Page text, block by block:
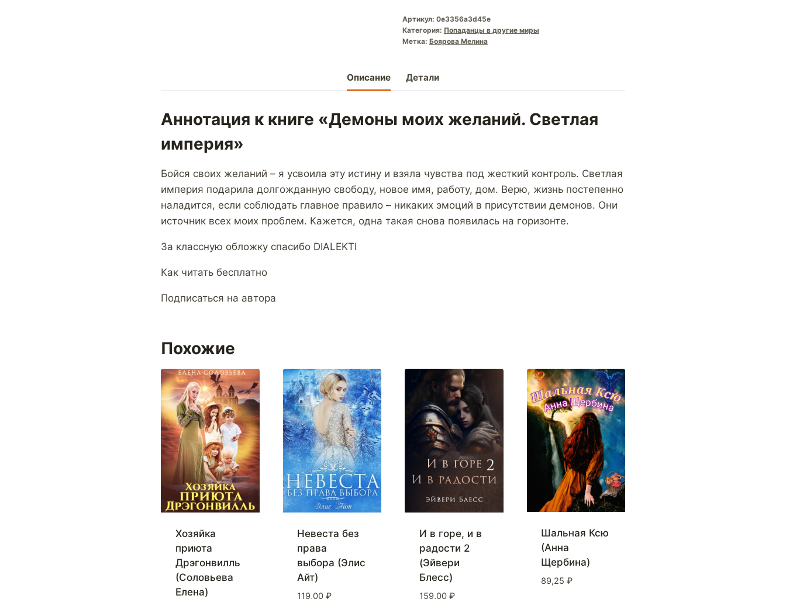
Артикул: 0e3356a3d45e
Категория: Попаданцы в другие миры
Метка: Боярова Мелина
Описание Детали
Аннотация к книге «Демоны моих желаний. Светлая
империя»
Бойся своих желаний – я усвоила эту истину и взяла чувства под жесткий контроль. Светлая
империя подарила долгожданную свободу, новое имя, работу, дом. Верю, жизнь постепенно
наладится, если соблюдать главное правило – никаких эмоций в присутствии демонов. Они
источник всех моих проблем. Кажется, одна такая снова появилась на горизонте.
За классную обложку спасибо DIALEKTI
Как читать бесплатно
Подписаться на автора
Похожие
Хозяйка
приюта
Дрэгонвилль
(Соловьева
Елена)
Невеста без
права
выбора (Элис
Айт)
119,00 ₽
И в горе, и в
радости 2
(Эйвери
Блесс)
159,00 ₽
Шальная Ксю
(Анна
Щербина)
89,25 ₽